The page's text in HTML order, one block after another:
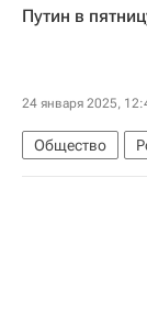
Технологии
Путин в
24 января 2025,
Общество
Дмитрий